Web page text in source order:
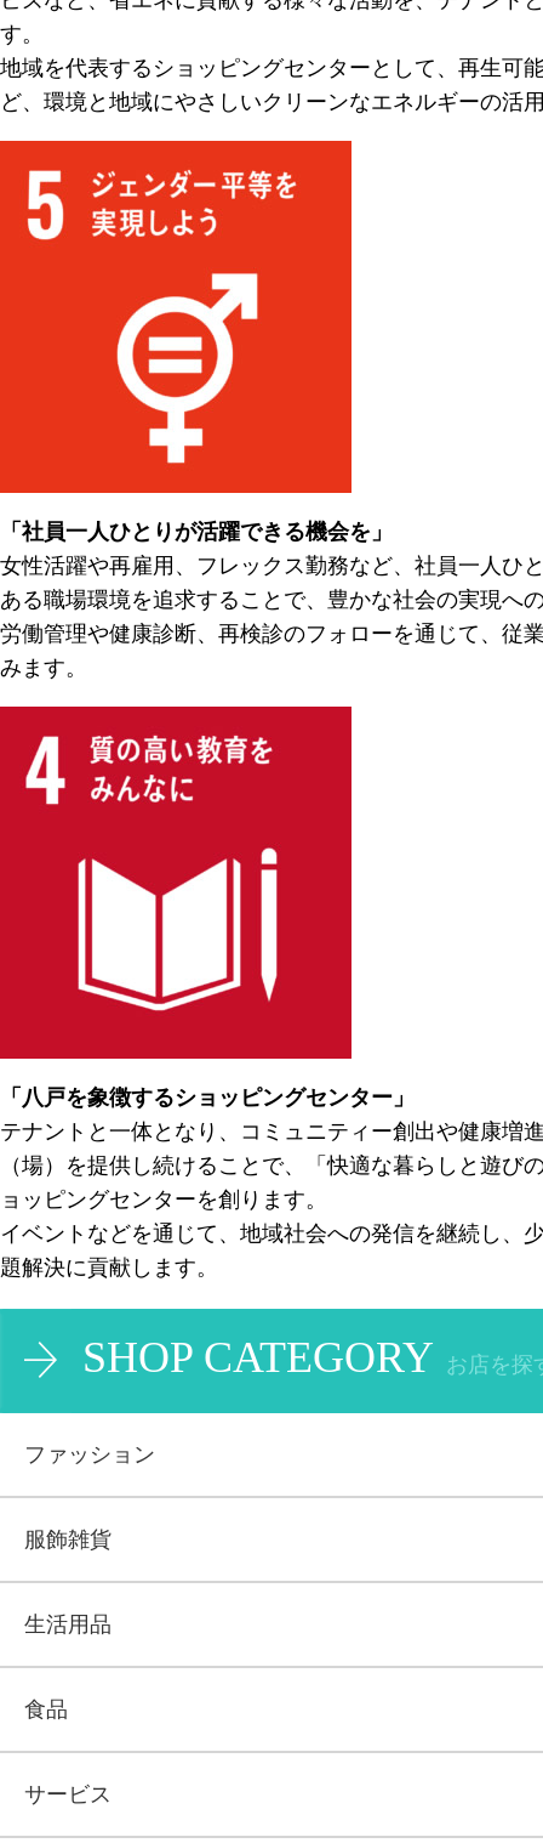
す。
地域を代表するショッピングセンターとして、再生可
ど、環境と地域にやさしいクリーンなエネルギーの活
「社員一人ひとりが活躍できる機会を」
女性活躍や再雇用、フレックス勤務など、社員一人ひ
ある職場環境を追求することで、豊かな社会の実現へ
労働管理や健康診断、再検診のフォローを通じて、従
みます。
「八戸を象徴するショッピングセンター」
テナントと一体となり、コミュニティー創出や健康増
（場）を提供し続けることで、「快適な暮らしと遊び
ョッピングセンターを創ります。
イベントなどを通じて、地域社会への発信を継続し、
題解決に貢献します。
SHOP CATEGORY お店を探
ファッション
服飾雑貨
生活用品
食品
サービス